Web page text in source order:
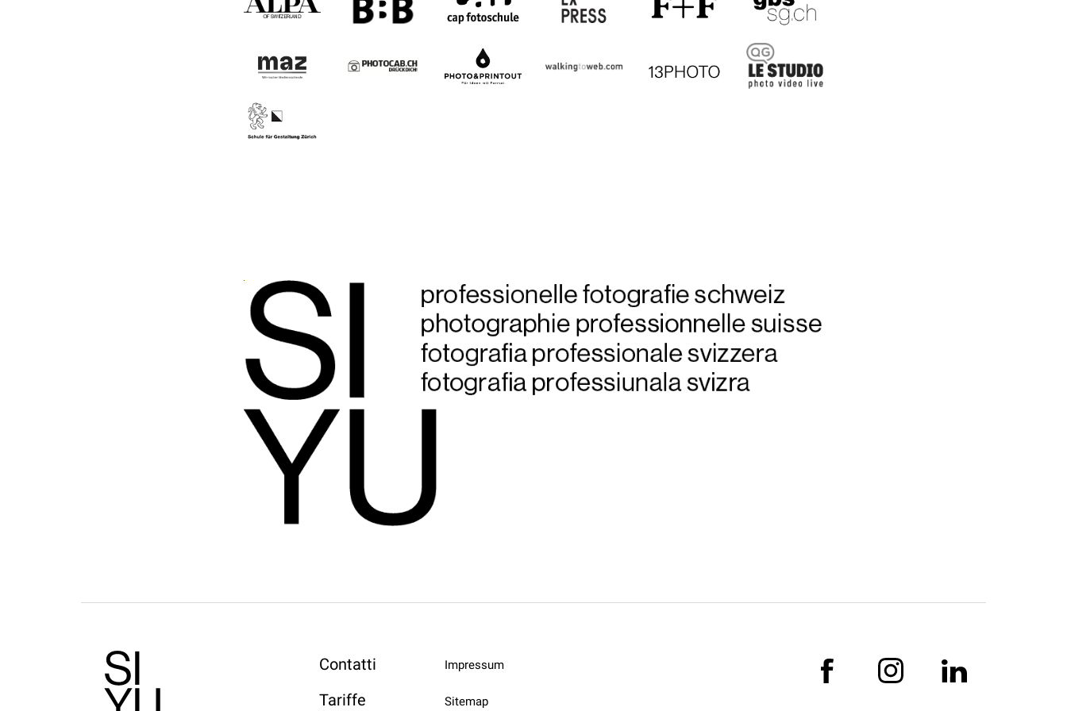
Contatti
Tariffe
Impressum
Sitemap